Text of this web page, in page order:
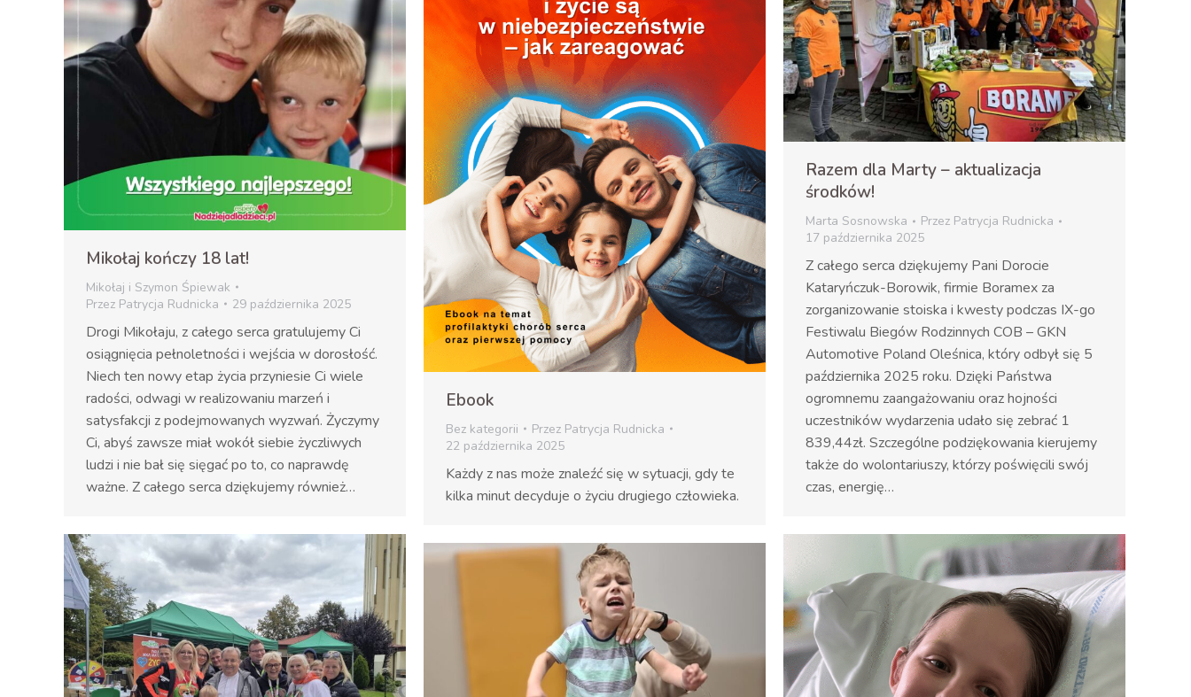
Mikołaj kończy 18 lat!
Mikołaj i Szymon Śpiewak
Przez Patrycja Rudnicka 29 października 2025
Drogi Mikołaju, z całego serca gratulujemy Ci
osiągnięcia pełnoletności i wejścia w dorosłość.
Niech ten nowy etap życia przyniesie Ci wiele
radości, odwagi w realizowaniu marzeń i
satysfakcji z podejmowanych wyzwań. Życzymy
Ci, abyś zawsze miał wokół siebie życzliwych
ludzi i nie bał się sięgać po to, co naprawdę
ważne. Z całego serca dziękujemy również…
Ebook
Bez kategorii Przez Patrycja Rudnicka
22 października 2025
Każdy z nas może znaleźć się w sytuacji, gdy te
kilka minut decyduje o życiu drugiego człowieka.
Razem dla Marty – aktualizacja
środków!
Marta Sosnowska Przez Patrycja Rudnicka
17 października 2025
Z całego serca dziękujemy Pani Dorocie
Kataryńczuk-Borowik, firmie Boramex za
zorganizowanie stoiska i kwesty podczas IX-go
Festiwalu Biegów Rodzinnych COB – GKN
Automotive Poland Oleśnica, który odbył się 5
października 2025 roku. Dzięki Państwa
ogromnemu zaangażowaniu oraz hojności
uczestników wydarzenia udało się zebrać 1
839,44zł. Szczególne podziękowania kierujemy
także do wolontariuszy, którzy poświęcili swój
czas, energię…